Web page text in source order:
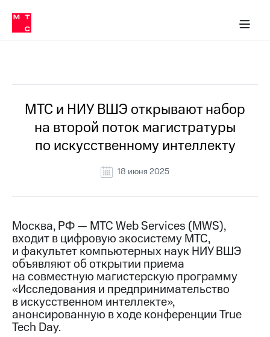
Медиа-центр
и акционерам
Устойчивое развитие
Комплаенс и деловая этика
компании
Карьера
История
компании
Руководство
информация
Контакты
Медиа-центр
Пресс-
релизы
МТС
о технологиях
Достижения
в МТС
Пресс-
релизы
МТС
о технологиях
МТС и НИУ ВШЭ открывают набор
на второй поток магистратуры
по искусственному интеллекту
18 июня 2025
Москва, РФ — МТС Web Services (MWS),
входит в цифровую экосистему МТС,
и факультет компьютерных наук НИУ ВШЭ
объявляют об открытии приема
на совместную магистерскую программу
«Исследования и предпринимательство
в искусственном интеллекте»,
анонсированную в ходе конференции True
Tech Day.